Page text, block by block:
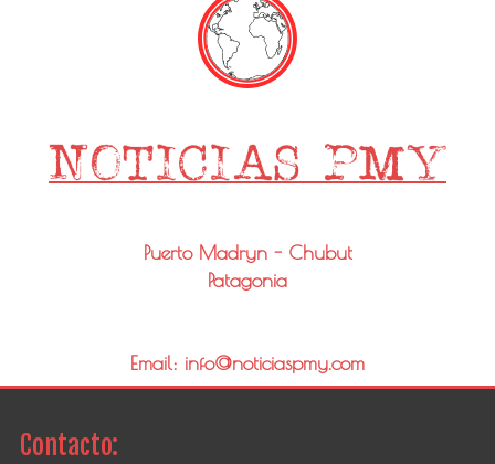
Puerto Madryn - Chubut
Patagonia
Email: info@noticiaspmy.com
Contacto: